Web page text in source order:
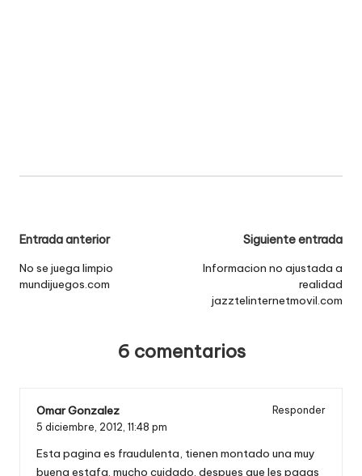
Navegación
de
entradas
Entrada anterior
No se juega limpio
mundijuegos.com
Siguiente entrada
Informacion no ajustada a
realidad
jazztelinternetmovil.com
6 comentarios
Omar Gonzalez
Responder
5 diciembre, 2012, 11:48 pm
Esta pagina es fraudulenta, tienen montado una muy
buena estafa. mucho cuidado. despues que les pagas